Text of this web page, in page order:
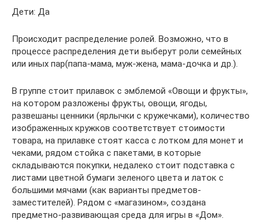
Дети: Да
Происходит распределение ролей. Возможно, что в
процессе распределения дети выберут роли семейных
или иных пар(папа-мама, муж-жена, мама-дочка и др.).
В группе стоит прилавок с эмблемой «Овощи и фрукты»,
на котором разложены фрукты, овощи, ягоды,
развешаны ценники (ярлычки с кружечками), количество
изображенных кружков соответствует стоимости
товара, на прилавке стоят касса с лотком для монет и
чеками, рядом стойка с пакетами, в которые
складываются покупки, недалеко стоит подставка с
листами цветной бумаги зеленого цвета и латок с
большими мячами (как варианты предметов-
заместителей). Рядом с «магазином», создана
предметно-развивающая среда для игры в «Дом».